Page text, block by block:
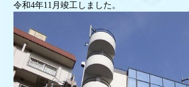
令和4年11月竣工しました。